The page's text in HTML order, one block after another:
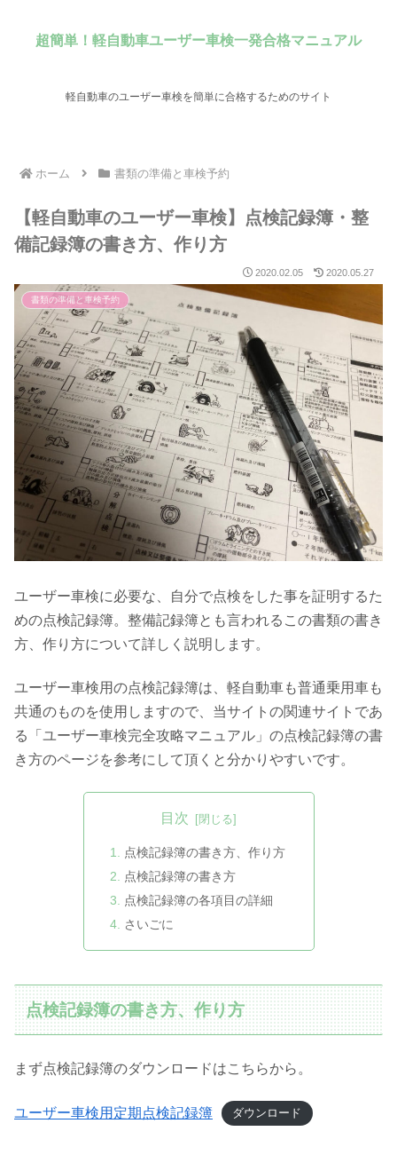
超簡単！軽自動車ユーザー車検一発合格マニュアル
軽自動車のユーザー車検を簡単に合格するためのサイト
ホーム 書類の準備と車検予約
【軽自動車のユーザー車検】点検記録簿・整
備記録簿の書き方、作り方
2020.02.05 2020.05.27
書類の準備と車検予約
ユーザー車検に必要な、自分で点検をした事を証明するた
めの点検記録簿。整備記録簿とも言われるこの書類の書き
方、作り方について詳しく説明します。
ユーザー車検用の点検記録簿は、軽自動車も普通乗用車も
共通のものを使用しますので、当サイトの関連サイトであ
る「ユーザー車検完全攻略マニュアル」の点検記録簿の書
き方のページを参考にして頂くと分かりやすいです。
目次
点検記録簿の書き方、作り方
点検記録簿の書き方
点検記録簿の各項目の詳細
さいごに
点検記録簿の書き方、作り方
まず点検記録簿のダウンロードはこちらから。
ユーザー車検用定期点検記録簿 ダウンロード